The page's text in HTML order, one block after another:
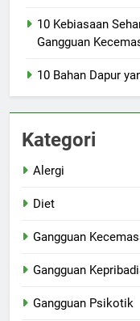
10 Kebiasaan
Gangguan
10 Bahan Dapur
Kategori
Alergi
Diet
Gangguan
Gangguan
Gangguan Psikotik